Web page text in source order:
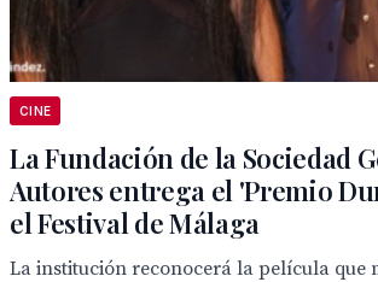
CINE
La Fundación de la Sociedad
Autores entrega el 'Premio
el Festival de Málaga
La institución reconocerá la película que